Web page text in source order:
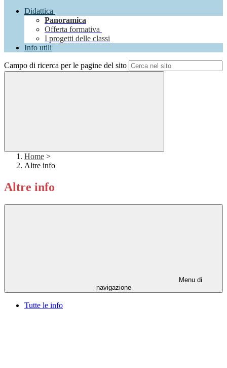
Didattica
Panoramica
Offerta formativa
I progetti delle classi
Info utili
Campo di ricerca per le pagine del sito
Home >
Altre info
Altre info
Menu di
navigazione
Tutte le info